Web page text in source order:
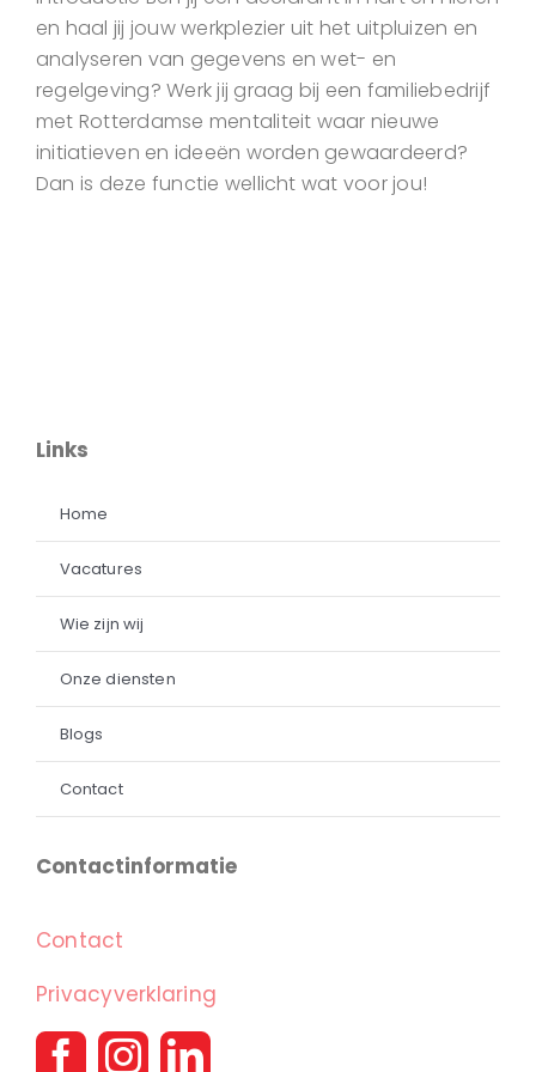
en haal jij jouw werkplezier uit het uitpluizen en
analyseren van gegevens en wet- en
regelgeving? Werk jij graag bij een familiebedrijf
met Rotterdamse mentaliteit waar nieuwe
initiatieven en ideeën worden gewaardeerd?
Dan is deze functie wellicht wat voor jou!
Links
Home
Vacatures
Wie zijn wij
Onze diensten
Blogs
Contact
Contactinformatie
Contact
Privacyverklaring